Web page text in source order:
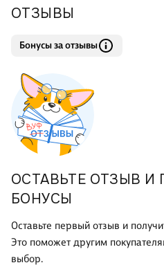
ОТЗЫВЫ
Бонусы за отзывы
ОСТАВЬТЕ ОТЗЫВ И
БОНУСЫ
Оставьте первый отзыв и
Это поможет другим
выбор.